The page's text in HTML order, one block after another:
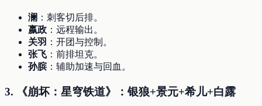
澜 ：刺客切后排。
嬴政 ：远程输出。
关羽 ：开团与控制。
张飞 ：前排坦克。
孙膑 ：辅助加速与回血。
3. 《崩坏：星穹铁道》：银狼+景元+希儿+白露